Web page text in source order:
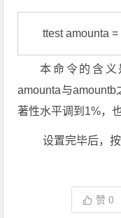
本命令的含
amounta与amountb
著性水平调到1%，
设置完毕后，
赞0